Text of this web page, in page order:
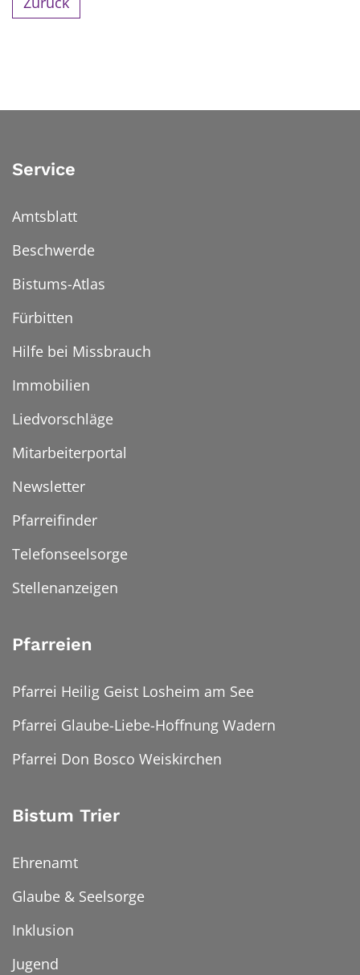
Service
Amtsblatt
Beschwerde
Bistums-Atlas
Fürbitten
Hilfe bei Missbrauch
Immobilien
Liedvorschläge
Mitarbeiterportal
Newsletter
Pfarreifinder
Telefonseelsorge
Stellenanzeigen
Pfarreien
Pfarrei Heilig Geist Losheim am See
Pfarrei Glaube-Liebe-Hoffnung Wadern
Pfarrei Don Bosco Weiskirchen
Bistum Trier
Ehrenamt
Glaube & Seelsorge
Inklusion
Jugend